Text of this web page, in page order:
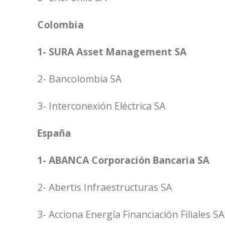
Colombia
1- SURA Asset Management SA
2- Bancolombia SA
3- Interconexión Eléctrica SA
España
1- ABANCA Corporación Bancaria SA
2- Abertis Infraestructuras SA
3- Acciona Energía Financiación Filiales SA